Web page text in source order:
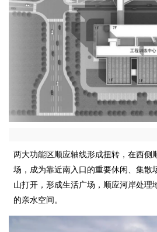
两大功能区顺应轴线形成扭转，在西侧
场，成为靠近南入口的重要休闲、集散
山打开，形成生活广场，顺应河岸处理
的亲水空间。